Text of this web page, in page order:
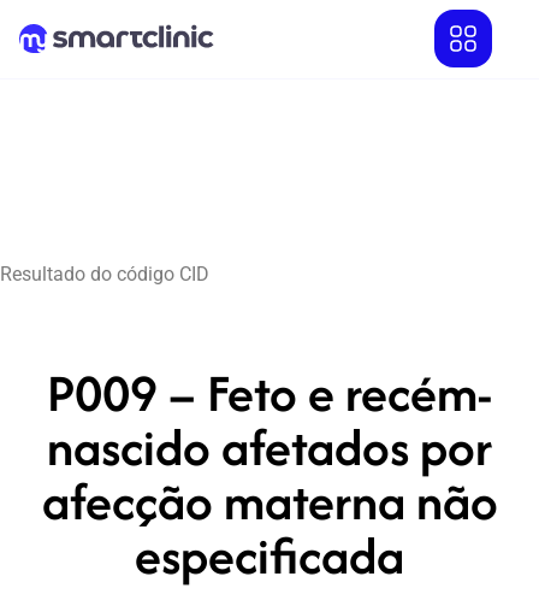
Resultado do código CID
P009 – Feto e recém-
nascido afetados por
afecção materna não
especificada